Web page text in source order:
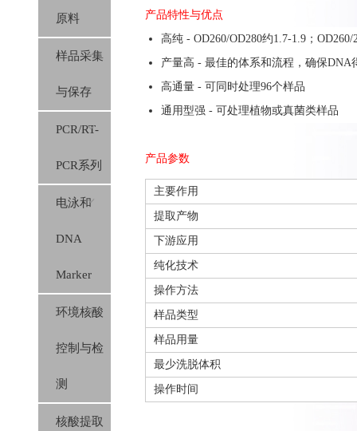
原料
样品采集
与保存
PCR/RT-
PCR系列
电泳和
DNA
Marker
环境核酸
控制与检
测
核酸提取
产品特性与优点
高纯 - OD260/OD280约1.7-1.9；
产量高 - 最佳的体系和流程，确保DNA
高通量 - 可同时处理96个样品
通用型强 - 可处理植物或真菌类样品
产品参数
主要作用
提取产物
下游应用
纯化技术
操作方法
样品类型
样品用量
最少洗脱体积
操作时间